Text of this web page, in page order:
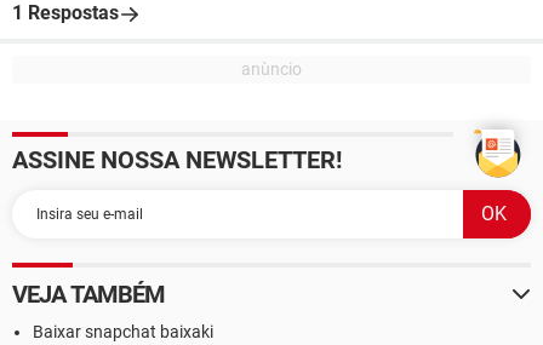
1 Respostas
ASSINE NOSSA NEWSLETTER!
VEJA TAMBÉM
Baixar snapchat baixaki